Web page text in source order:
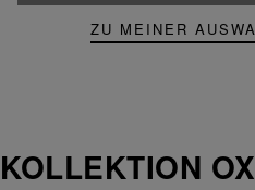
ZU MEINER
KOLLEKTION